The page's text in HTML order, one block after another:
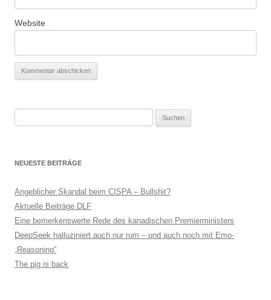
Website
NEUESTE BEITRÄGE
Angeblicher Skandal beim CISPA – Bullshit?
Aktuelle Beiträge DLF
Eine bemerkenswerte Rede des kanadischen Premierministers
DeepSeek halluziniert auch nur rum – und auch noch mit Emo-
„Reasoning“
The pig is back